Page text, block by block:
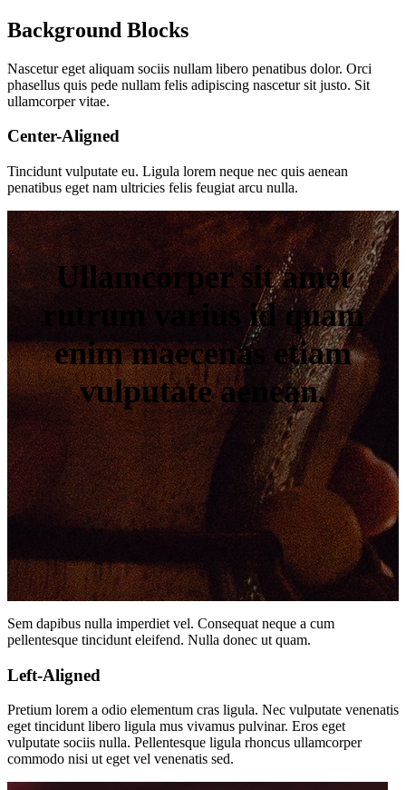
Background Blocks
Nascetur eget aliquam sociis nullam libero penatibus dolor. Orci
phasellus quis pede nullam felis adipiscing nascetur sit justo. Sit
ullamcorper vitae.
Center-Aligned
Tincidunt vulputate eu. Ligula lorem neque nec quis aenean
penatibus eget nam ultricies felis feugiat arcu nulla.
Ullamcorper sit amet
rutrum varius id quam
enim maecenas etiam
vulputate aenean.
Sem dapibus nulla imperdiet vel. Consequat neque a cum
pellentesque tincidunt eleifend. Nulla donec ut quam.
Left-Aligned
Pretium lorem a odio elementum cras ligula. Nec vulputate venenatis
eget tincidunt libero ligula mus vivamus pulvinar. Eros eget
vulputate sociis nulla. Pellentesque ligula rhoncus ullamcorper
commodo nisi ut eget vel venenatis sed.